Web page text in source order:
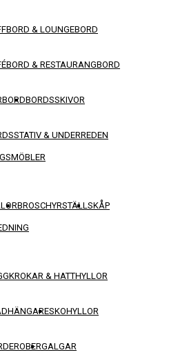
& LOUNGEBORD
& RESTAURANGBORD
BORDSSKIVOR
& UNDERREDEN
BROSCHYRSTÄLLSKÅP
& HATTHYLLOR
SKOHYLLOR
GALGAR